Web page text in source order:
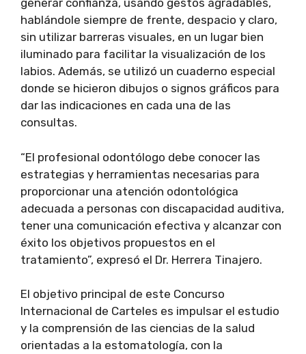
generar confianza, usando gestos agradables,
hablándole siempre de frente, despacio y claro,
sin utilizar barreras visuales, en un lugar bien
iluminado para facilitar la visualización de los
labios. Además, se utilizó un cuaderno especial
donde se hicieron dibujos o signos gráficos para
dar las indicaciones en cada una de las
consultas.
“El profesional odontólogo debe conocer las
estrategias y herramientas necesarias para
proporcionar una atención odontológica
adecuada a personas con discapacidad auditiva,
tener una comunicación efectiva y alcanzar con
éxito los objetivos propuestos en el
tratamiento”, expresó el Dr. Herrera Tinajero.
El objetivo principal de este Concurso
Internacional de Carteles es impulsar el estudio
y la comprensión de las ciencias de la salud
orientadas a la estomatología, con la